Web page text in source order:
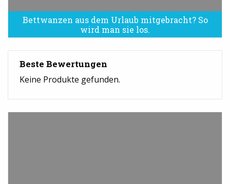
Bettwanzen aus dem Urlaub mitgebracht? So
wird man sie los.
Bettwanzen sind eine Plage
Beste Bewertungen
Keine Produkte gefunden.